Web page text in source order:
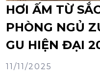
HƠI ẤM TỪ
PHÒNG NGỦ
GU HIỆN ĐẠI
11/11/2025